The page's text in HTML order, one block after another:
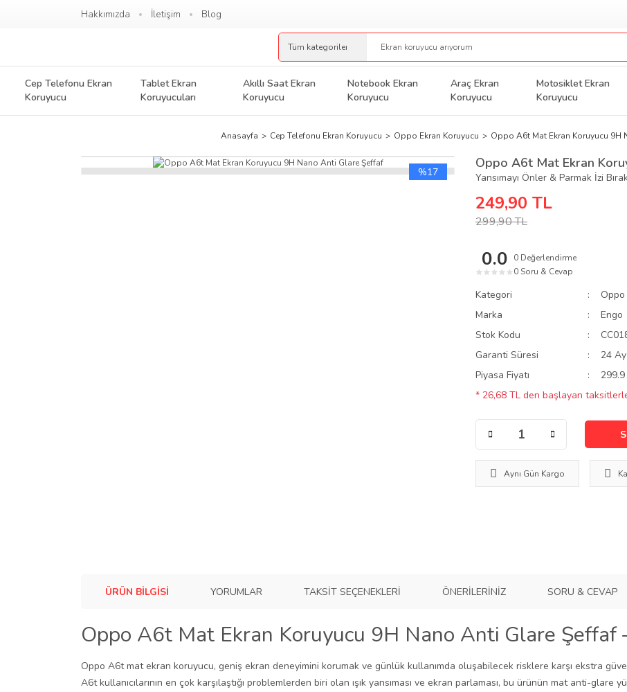
Hakkımızda İletişim Blog
Cep Telefonu Ekran
Koruyucu
Tablet Ekran
Koruyucuları
Akıllı Saat Ekran
Koruyucu
Notebook Ekran
Koruyucu
Araç Ekran
Koruyucu
Motosiklet Ekran
Koruyucu
Anasayfa Cep Telefonu Ekran Koruyucu Oppo Ekran Koruyucu Oppo A6t Mat Ekran Koruyucu 9H
%17
Oppo A6t Mat Ekran
Yansımayı Önler & Parmak İzi
249,90 TL
299,90 TL
0.0
★ ★ ★ ★ ★
0 Değerlendirme
0 Soru & Cevap
Kategori
Marka
Engo
Stok Kodu
Garanti Süresi
24 Ay
Piyasa Fiyatı
299.9
* 26,68 TL den başlayan
Aynı Gün Kargo
ÜRÜN BILGISI YORUMLAR TAKSIT SEÇENEKLERI ÖNERILERINIZ SORU & CEVAP
Oppo A6t Mat Ekran Koruyucu 9H Nano Anti Glare Şeffaf
Oppo A6t mat ekran koruyucu, geniş ekran deneyimini korumak ve günlük kullanımda oluşabilecek risklere karşı ekstra
A6t kullanıcılarının en çok karşılaştığı problemlerden biri olan ışık yansıması ve ekran parlaması, bu ürünün mat anti-glare